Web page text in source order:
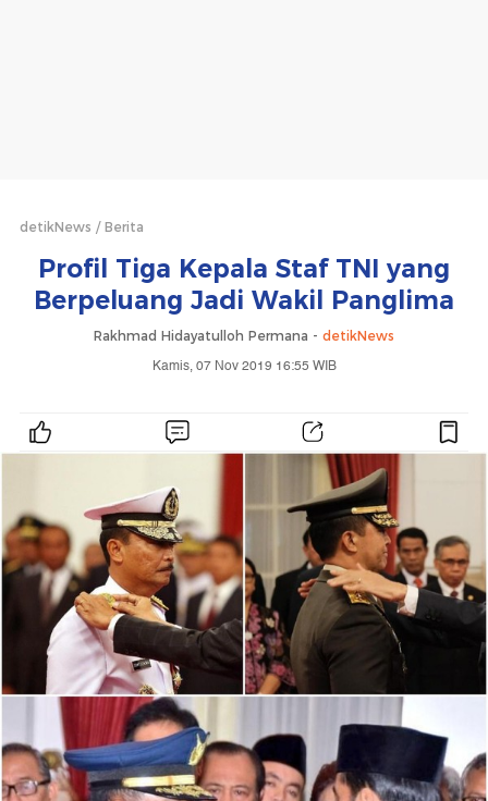
detikNews Berita
Profil Tiga Kepala Staf TNI yang
Berpeluang Jadi Wakil Panglima
Rakhmad Hidayatulloh Permana - detikNews
Kamis, 07 Nov 2019 16:55 WIB